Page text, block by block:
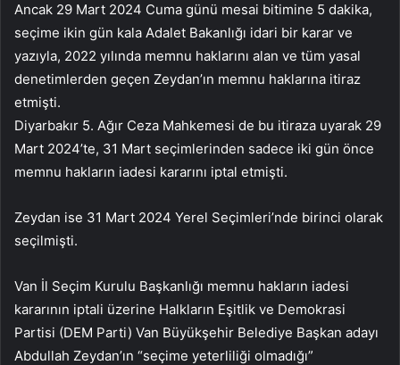
Ancak 29 Mart 2024 Cuma günü mesai bitimine 5 dakika,
seçime ikin gün kala Adalet Bakanlığı idari bir karar ve
yazıyla, 2022 yılında memnu haklarını alan ve tüm yasal
denetimlerden geçen Zeydan’ın memnu haklarına itiraz
etmişti.
Diyarbakır 5. Ağır Ceza Mahkemesi de bu itiraza uyarak 29
Mart 2024’te, 31 Mart seçimlerinden sadece iki gün önce
memnu hakların iadesi kararını iptal etmişti.
Zeydan ise 31 Mart 2024 Yerel Seçimleri’nde birinci olarak
seçilmişti.
Van İl Seçim Kurulu Başkanlığı memnu hakların iadesi
kararının iptali üzerine Halkların Eşitlik ve Demokrasi
Partisi (DEM Parti) Van Büyükşehir Belediye Başkan adayı
Abdullah Zeydan’ın “seçime yeterliliği olmadığı”